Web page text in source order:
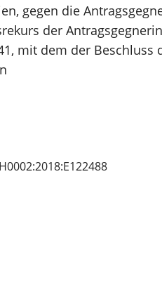
gegen die
der
mit dem der